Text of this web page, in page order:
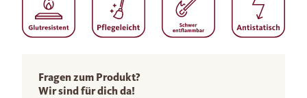
Fragen zum Produkt?
Wir sind für dich da!